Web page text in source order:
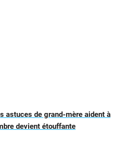
astuces de grand-mère aident à
devient étouffante